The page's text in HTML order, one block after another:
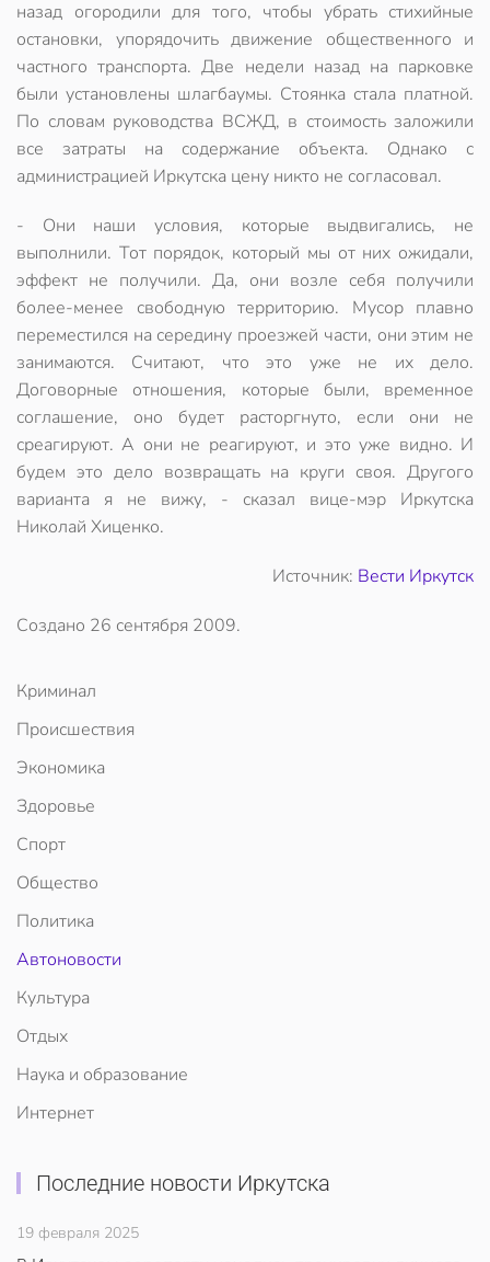
назад огородили для того, чтобы убрать стихийные
остановки, упорядочить движение общественного и
частного транспорта. Две недели назад на парковке
были установлены шлагбаумы. Стоянка стала платной.
По словам руководства ВСЖД, в стоимость заложили
все затраты на содержание объекта. Однако с
администрацией Иркутска цену никто не согласовал.
- Они наши условия, которые выдвигались, не
выполнили. Тот порядок, который мы от них ожидали,
эффект не получили. Да, они возле себя получили
более-менее свободную территорию. Мусор плавно
переместился на середину проезжей части, они этим не
занимаются. Считают, что это уже не их дело.
Договорные отношения, которые были, временное
соглашение, оно будет расторгнуто, если они не
среагируют. А они не реагируют, и это уже видно. И
будем это дело возвращать на круги своя. Другого
варианта я не вижу, - сказал вице-мэр Иркутска
Николай Хиценко.
Источник: Вести Иркутск
Создано 26 сентября 2009.
Криминал
Происшествия
Экономика
Здоровье
Спорт
Общество
Политика
Автоновости
Культура
Отдых
Наука и образование
Интернет
Последние новости Иркутска
19 февраля 2025